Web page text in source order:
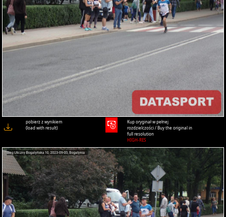
pobierz z wynikiem
(load with result)
Kup oryginał w pełnej
rozdzielczości / Buy the original in
full resolution
HIGH-RES